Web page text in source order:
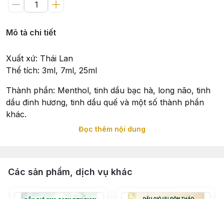
Mô tả chi tiết
Xuất xứ: Thái Lan
Thể tích: 3ml, 7ml, 25ml
Thành phần: Menthol, tinh dầu bạc hà, long não, tinh
dầu đinh hương, tinh dầu quế và một số thành phần
khác.
mũi khi thời tiết thay đổi.
• Hỗ trợ xoa bóp vùng cơ thể bị đau nhức, mỏi nhẹ.
• Làm dịu cảm giác sưng, đau và ngứa do côn trùng
Đọc thêm nội dung
Các sản phẩm, dịch vụ khác